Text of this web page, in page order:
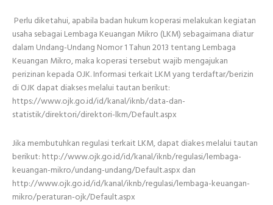
Perlu diketahui, apabila badan hukum koperasi melakukan kegiatan
usaha sebagai Lembaga Keuangan Mikro (LKM) sebagaimana diatur
dalam Undang-Undang Nomor 1 Tahun 2013 tentang Lembaga
Keuangan Mikro, maka koperasi tersebut wajib mengajukan
perizinan kepada OJK. Informasi terkait LKM yang terdaftar/berizin
di OJK dapat diakses melalui tautan berikut:
https://www.ojk.go.id/id/kanal/iknb/data-dan-
statistik/direktori/direktori-lkm/Default.aspx
Jika membutuhkan regulasi terkait LKM, dapat diakes melalui tautan
berikut: http://www.ojk.go.id/id/kanal/iknb/regulasi/lembaga-
keuangan-mikro/undang-undang/Default.aspx dan
http://www.ojk.go.id/id/kanal/iknb/regulasi/lembaga-keuangan-
mikro/peraturan-ojk/Default.aspx